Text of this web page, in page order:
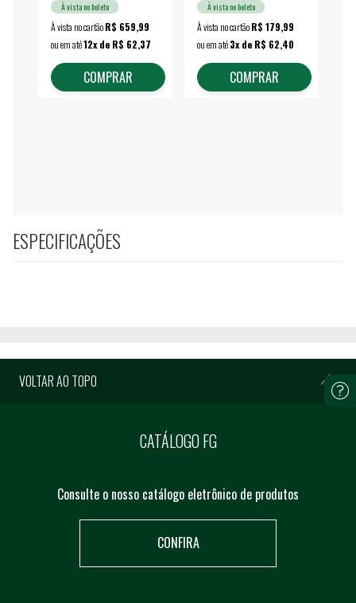
À vista no boleto
À vista no cartãoR$ 659,99
ou em até12x de R$ 62,37
COMPRAR
À vista no boleto
À vista no cartãoR$ 179,99
ou em até3x de R$ 62,40
COMPRAR
ESPECIFICAÇÕES
VOLTAR AO TOPO
CATÁLOGO FG
Consulte o nosso catálogo eletrônico de produtos
CONFIRA